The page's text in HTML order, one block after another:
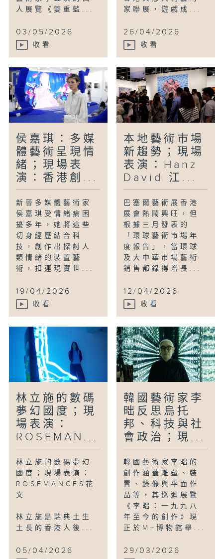
人展覽《雙重藍...
03/05/2026
收看
家聯展，遊戲成...
26/04/2026
收看
侯嘉琪：多媒
體藝術呈現情
緒；現場表
演：香港創...
新晉多媒體藝術家
侯嘉琪受情緒病困
擾多年，她將這些
切身經歷結合科
技，創作出探討人
類情緒的裝置藝
術，扣連現實世...
19/04/2026
收看
本地藝術市場
新趨勢；現場
表演：Hanz
David 江...
巴塞爾藝術展香港
展會熱鬧興旺，但
根據三月發表的
「環球藝術市場年
度報告」，當環球
及大中華市場藝術
銷售都錄得增長...
12/04/2026
收看
林立施的數碼
夢幻國度；現
場表演：
ROSEMAN...
林立施的數碼夢幻
國度；現場表演：
ROSEMANCES花
文
林立施是瑞典土生
土長的香港人後...
05/04/2026
韓國藝術家李
昢反思烏托
邦、科技與社
會政治；現...
韓國藝術家李昢的
創作涵蓋雕塑、裝
置、錄像與平面作
品等，其巡迴展覽
《李昢：一九九八
年至今的創作》現
正於M+博物館舉...
29/03/2026